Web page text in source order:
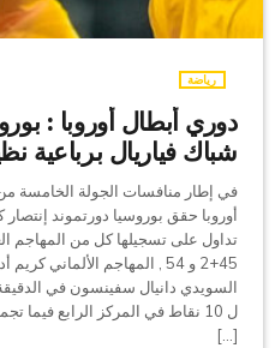
رياضة
دوري أبطال أوروبا :
شباك فياريال برباعية
في إطار منافسات الجولة الخامسة
أوروبا حقق بوروسيا دورتموند إنتصار
تداول على تسجيلها كل من المهاجم
ل 10 نقاط في المركز الرابع
[…]